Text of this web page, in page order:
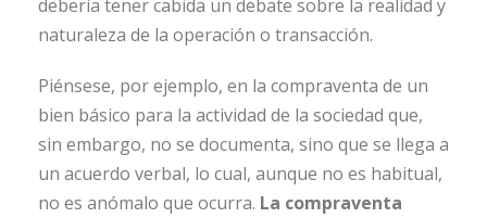
debería tener cabida un debate sobre la realidad y
naturaleza de la operación o transacción.
Piénsese, por ejemplo, en la compraventa de un
bien básico para la actividad de la sociedad que,
sin embargo, no se documenta, sino que se llega a
un acuerdo verbal, lo cual, aunque no es habitual,
no es anómalo que ocurra. La compraventa